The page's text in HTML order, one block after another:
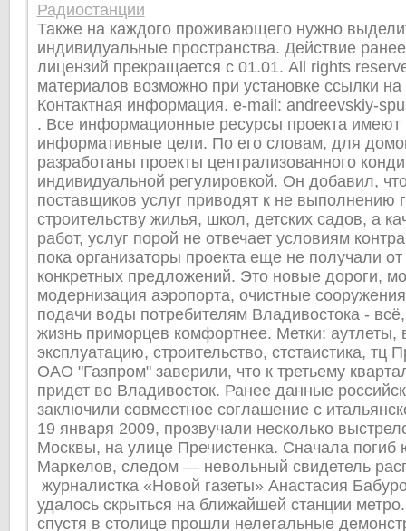
Радиостанции
Также на каждого проживающего нужно
индивидуальные пространства. Действие
лицензий прекращается с 01.01. All rights
материалов возможно при установке ссылки на
Контактная информация. e-mail: andreevskiy-
. Все информационные ресурсы проекта имеют
информативные цели. По его словам, для
разработаны проекты централизованного
индивидуальной регулировкой. Он добавил,
поставщиков услуг приводят к не выполнению
строительству жилья, школ, детских садов, а
работ, услуг порой не отвечает условиям
пока организаторы проекта еще не получали
конкретных предложений. Это новые дороги,
модернизация аэропорта, очистные
подачи воды потребителям Владивостока - всё,
жизнь приморцев комфортнее. Метки: аутлеты,
эксплуатацию, строительство, стстаистика, тц
ОАО "Газпром" заверили, что к третьему
придет во Владивосток. Ранее данные
заключили совместное соглашение с
19 января 2009, прозвучали несколько
Москвы, на улице Пречистенка. Сначала погиб
Маркелов, следом — невольный свидетель
журналистка «Новой газеты» Анастасия
удалось скрыться на ближайшей станции
спустя в столице прошли нелегальные